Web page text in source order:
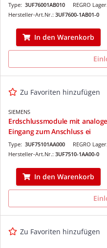
REGRO
Type: 3UF76001AB010
Hersteller-Art.Nr.: 3UF7600-1AB01-0
In den Warenkorb
Zu Favoriten hinzufügen
SIEMENS
Erdschlussmodule mit
Eingang zum Anschluss ei
REGRO
Type: 3UF75101AA000
Hersteller-Art.Nr.: 3UF7510-1AA00-0
In den Warenkorb
Zu Favoriten hinzufügen